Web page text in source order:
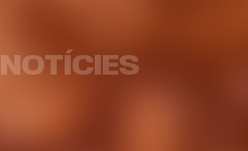
NOTÍCIES
Liga Endesa 2016-17